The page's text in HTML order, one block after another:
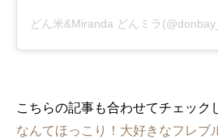
こちらの記事も合わせてチェック
なんてほっこり！大好きなフレブ